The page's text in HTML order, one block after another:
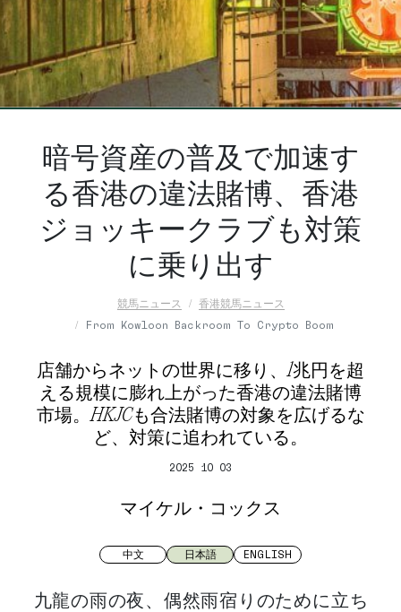
暗号資産の普及で加速す
る香港の違法賭博、香港
ジョッキークラブも対策
に乗り出す
競馬ニュース
香港競馬ニュース
From Kowloon Backroom To Crypto Boom
店舗からネットの世界に移り、1兆円を超
える規模に膨れ上がった香港の違法賭博
市場。HKJCも合法賭博の対象を広げるな
ど、対策に追われている。
2025 10 03
マイケル・コックス
中文 日本語 ENGLISH
九龍の雨の夜、偶然雨宿りのために立ち